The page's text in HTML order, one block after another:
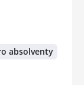
absolventy